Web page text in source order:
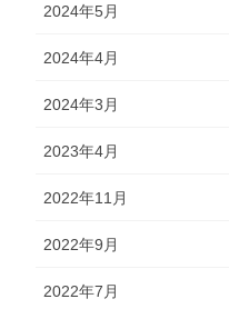
2024年5月
2024年4月
2024年3月
2023年4月
2022年11月
2022年9月
2022年7月